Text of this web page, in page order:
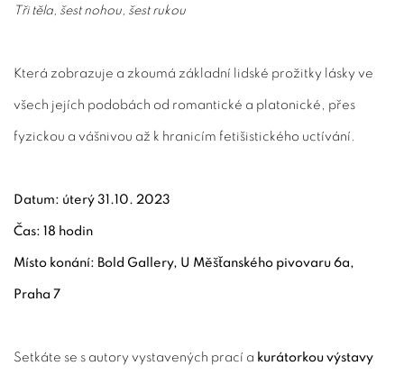
Tři těla, šest nohou, šest rukou
Která zobrazuje a zkoumá základní lidské prožitky lásky ve
všech jejích podobách od romantické a platonické, přes
fyzickou a vášnivou až k hranicím fetišistického uctívání.
Datum: úterý 31.10. 2023
Čas: 18 hodin
Místo konání: Bold Gallery, U Měšťanského pivovaru 6a,
Praha 7
Setkáte se s autory vystavených prací a kurátorkou výstavy